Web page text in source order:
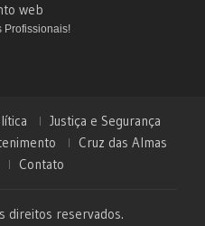
Profissionais!
Justiça e Segurança
Cruz das Almas
Contato
direitos reservados.